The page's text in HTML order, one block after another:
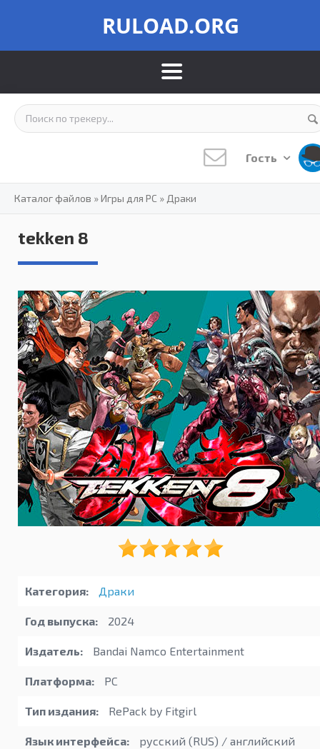
RULOAD.ORG
Гость
Каталог файлов »Игры для PC » Драки
tekken 8
Категория: Драки
Год выпуска: 2024
Издатель: Bandai Namco Entertainment
Платформа: PC
Тип издания: RePack by Fitgirl
Язык интерфейса:
русский (RUS) / английский